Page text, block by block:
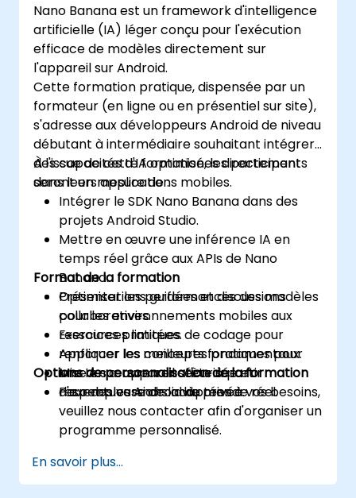
Nano Banana est un framework d'intelligence
artificielle (IA) léger conçu pour l'exécution
efficace de modèles directement sur
l'appareil sur Android.
Cette formation pratique, dispensée par un
formateur (en ligne ou en présentiel sur site),
s'adresse aux développeurs Android de niveau
débutant à intermédiaire souhaitant intégrer
des capacités d'IA optimisées directement
dans leurs applications mobiles.
À l'issue de cette formation, les participants
seront en mesure de :
Intégrer le SDK Nano Banana dans des
projets Android Studio.
Mettre en œuvre une inférence IA en
temps réel grâce aux APIs de Nano
Banana.
Optimiser les performances des modèles
pour les environnements mobiles aux
ressources limitées.
Appliquer les meilleures pratiques pour
une IA sur appareil sécurisée et
respectueuse de la vie privée.
Format de la formation
Présentations guidées et discussions
collaboratives.
Exercices pratiques de codage pour
renforcer les concepts fondamentaux.
Mise en œuvre concrète à partir
d'exemples Android du monde réel.
Options de personnalisation de la formation
Pour des versions adaptées à vos besoins,
veuillez nous contacter afin d'organiser un
programme personnalisé.
En savoir plus...